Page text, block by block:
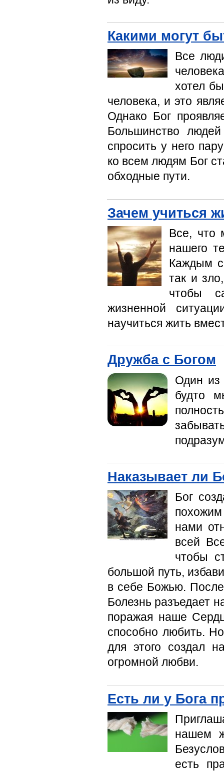
Какими могут
Все
хотел
человека, и это
Однако Бог
Большинство
спросить у него
ко всем людям Бог
обходные пути.
Зачем учиться
Все, что
нашего
Каждым
так и
чтобы
жизненной
научиться жить
Дружба с Богом
Один из
будто
Наказывает ли
Бог
нами
всей
чтобы
большой путь,
в себе Божью. После
Болезнь разъедает
поражая наше
способно любить.
для этого создал
огромной любви.
Есть ли у Бога
нашем
есть